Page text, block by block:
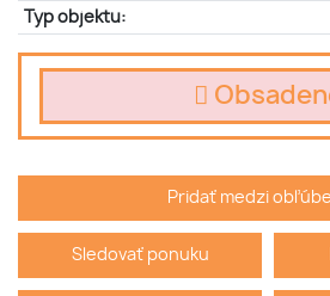
Typ objektu:
Pridať medzi
Sledovať ponuku